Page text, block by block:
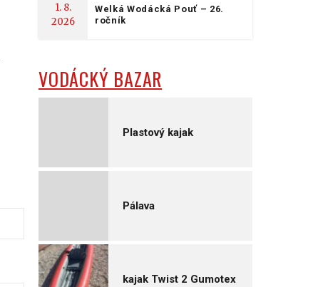
1. 8.
2026
Welká Wodácká Pouť – 26.
ročník
VODÁCKÝ BAZAR
Plastový kajak
Pálava
kajak Twist 2 Gumotex